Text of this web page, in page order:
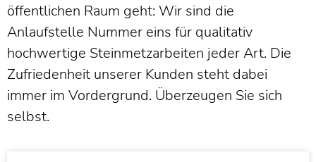
öffentlichen Raum geht: Wir sind die
Anlaufstelle Nummer eins für qualitativ
hochwertige Steinmetzarbeiten jeder Art. Die
Zufriedenheit unserer Kunden steht dabei
immer im Vordergrund. Überzeugen Sie sich
selbst.